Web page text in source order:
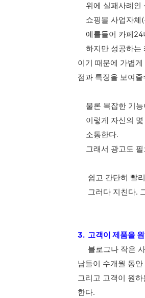
위에 실패사례인
쇼핑몰 사업자체(
예를들어 카페24
하지만 성공하는
이기 때문에 가볍
점과 특징을 보여
물론 복잡한 기능
이렇게 자신의 몇
소통한다.
그래서 광고도 필
쉽고 간단히 빨리
그러다 지친다.
3. 고객이 제품을
블로그나 작은
남들이 수개월 동
그리고 고객이 원
한다.